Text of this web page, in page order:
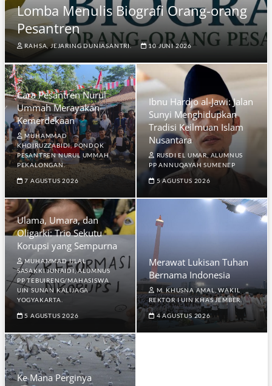
Lomba Menulis Biografi Orang-orang
Pesantren
RAHSA, JEJARING DUNIASANTRI. 10 JUNI 2026
Cara Pesantren Nurul
Ummah Merayakan
Kemerdekaan
MUHAMMAD
KHOIRUZZABIDI, PONDOK
PESANTREN NURUL UMMAH
PEKALONGAN.
7 AGUSTUS 2026
Ibnu Hardjo al-Jawi: Jalan
Sunyi Menghidupkan
Tradisi Keilmuan Islam
Nusantara
RUSDI EL UMAR, ALUMNUS
PP ANNUQAYAH SUMENEP
5 AGUSTUS 2026
Ulama, Umara, dan
Oligarki: Trio Sekutu
Korupsi yang Sempurna
MUHAMMAD IJLAL
SASAKKI JUNAIDI, ALUMNUS
PP TEBUIRENG/MAHASISWA
UIN SUNAN KALIJAGA
YOGYAKARTA.
5 AGUSTUS 2026
Merawat Lukisan Tuhan
Bernama Indonesia
M. KHUSNA AMAL, WAKIL
REKTOR I UIN KHAS JEMBER.
4 AGUSTUS 2026
Ke Mana Perginya